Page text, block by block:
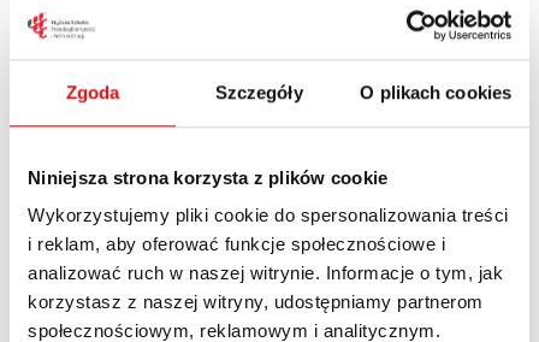
Zgoda Szczegóły O plikach cookies
Niniejsza strona korzysta z plików cookie
Wykorzystujemy pliki cookie do spersonalizowania treści
i reklam, aby oferować funkcje społecznościowe i
analizować ruch w naszej witrynie. Informacje o tym, jak
korzystasz z naszej witryny, udostępniamy partnerom
społecznościowym, reklamowym i analitycznym.